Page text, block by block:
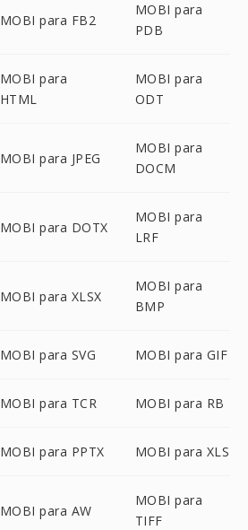
MOBI para FB2
MOBI para
PDB
MOBI para
HTML
MOBI para
ODT
MOBI para JPEG
MOBI para
DOCM
MOBI para DOTX
MOBI para
LRF
MOBI para XLSX
MOBI para
BMP
MOBI para SVG MOBI para GIF
MOBI para TCR MOBI para RB
MOBI para PPTX MOBI para XLS
MOBI para AW
MOBI para
TIFF